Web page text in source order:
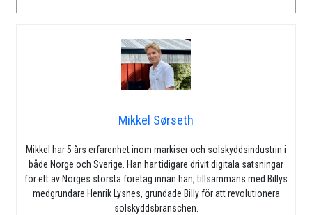
Mikkel Sørseth
Mikkel har 5 års erfarenhet inom markiser och solskyddsindustrin i
både Norge och Sverige. Han har tidigare drivit digitala satsningar
för ett av Norges största företag innan han, tillsammans med Billys
medgrundare Henrik Lysnes, grundade Billy för att revolutionera
solskyddsbranschen.